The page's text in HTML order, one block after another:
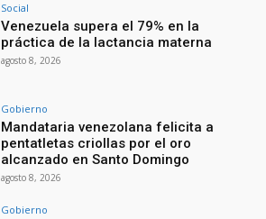
Social
Venezuela supera el 79% en la
práctica de la lactancia materna
agosto 8, 2026
Gobierno
Mandataria venezolana felicita a
pentatletas criollas por el oro
alcanzado en Santo Domingo
agosto 8, 2026
Gobierno